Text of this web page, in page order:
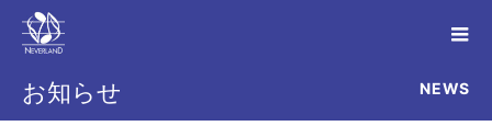
お知らせ NEWS